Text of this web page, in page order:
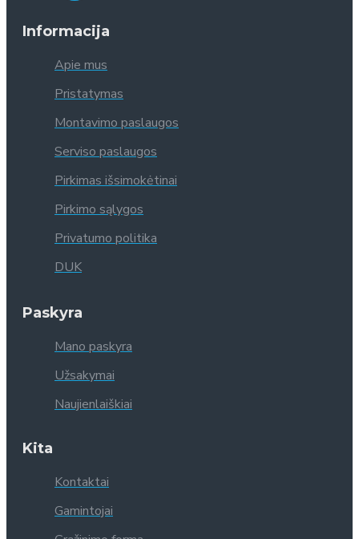
Informacija
Apie mus
Pristatymas
Montavimo paslaugos
Serviso paslaugos
Pirkimas išsimokėtinai
Pirkimo sąlygos
Privatumo politika
DUK
Paskyra
Mano paskyra
Užsakymai
Naujienlaiškiai
Kita
Kontaktai
Gamintojai